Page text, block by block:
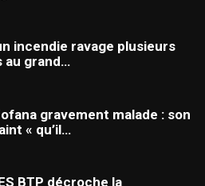
incendie ravage plusieurs
au grand…
gravement malade : son
« qu’il…
BTP décroche la